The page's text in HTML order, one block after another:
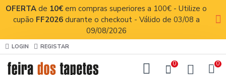
OFERTA de 10€ em compras superiores a 100€ - Utilize o
cupão FF2026 durante o checkout - Válido de 03/08 a
09/08/2026
LOGIN REGISTAR
0 0